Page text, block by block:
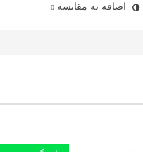
اضافه به مقایسه 0